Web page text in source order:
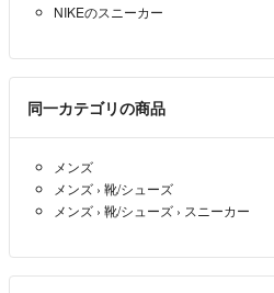
NIKEのスニーカー
同一カテゴリの商品
メンズ
メンズ › 靴/シューズ
メンズ › 靴/シューズ › スニーカー